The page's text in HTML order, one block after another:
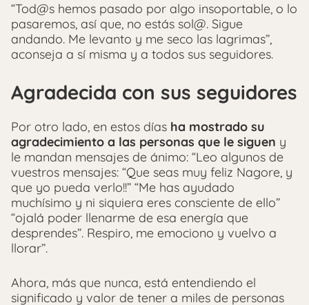
“Tod@s hemos pasado por algo insoportable, o lo
pasaremos, así que, no estás sol@. Sigue
andando. Me levanto y me seco las lagrimas”,
aconseja a sí misma y a todos sus seguidores.
Agradecida con sus seguidores
Por otro lado, en estos días ha mostrado su
agradecimiento a las personas que le siguen y
le mandan mensajes de ánimo: “Leo algunos de
vuestros mensajes: “Que seas muy feliz Nagore, y
que yo pueda verlo!!” “Me has ayudado
muchísimo y ni siquiera eres consciente de ello”
“ojalá poder llenarme de esa energía que
desprendes”. Respiro, me emociono y vuelvo a
llorar”.
Ahora, más que nunca, está entendiendo el
significado y valor de tener a miles de personas